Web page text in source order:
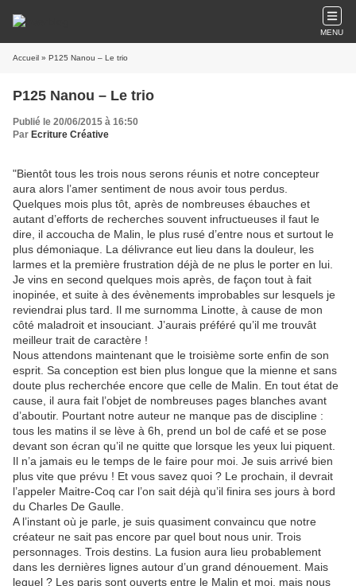
MENU
Accueil » P125 Nanou – Le trio
P125 Nanou – Le trio
Publié le 20/06/2015 à 16:50
Par Ecriture Créative
"Bientôt tous les trois nous serons réunis et notre concepteur
aura alors l’amer sentiment de nous avoir tous perdus.
Quelques mois plus tôt, après de nombreuses ébauches et
autant d’efforts de recherches souvent infructueuses il faut le
dire, il accoucha de Malin, le plus rusé d’entre nous et surtout le
plus démoniaque. La délivrance eut lieu dans la douleur, les
larmes et la première frustration déjà de ne plus le porter en lui.
Je vins en second quelques mois après, de façon tout à fait
inopinée, et suite à des évènements improbables sur lesquels je
reviendrai plus tard. Il me surnomma Linotte, à cause de mon
côté maladroit et insouciant. J’aurais préféré qu’il me trouvât
meilleur trait de caractère !
Nous attendons maintenant que le troisième sorte enfin de son
esprit. Sa conception est bien plus longue que la mienne et sans
doute plus recherchée encore que celle de Malin. En tout état de
cause, il aura fait l’objet de nombreuses pages blanches avant
d’aboutir. Pourtant notre auteur ne manque pas de discipline :
tous les matins il se lève à 6h, prend un bol de café et se pose
devant son écran qu’il ne quitte que lorsque les yeux lui piquent.
Il n’a jamais eu le temps de le faire pour moi. Je suis arrivé bien
plus vite que prévu ! Et vous savez quoi ? Le prochain, il devrait
l’appeler Maitre-Coq car l’on sait déjà qu’il finira ses jours à bord
du Charles De Gaulle.
A l’instant où je parle, je suis quasiment convaincu que notre
créateur ne sait pas encore par quel bout nous unir. Trois
personnages. Trois destins. La fusion aura lieu probablement
dans les dernières lignes autour d’un grand dénouement. Mais
lequel ? Les paris sont ouverts entre le Malin et moi, mais nous